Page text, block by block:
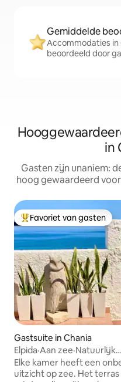
Gemiddelde
Accommodaties in
beoordeeld door
in
Gasten zijn unaniem:
hoog gewaardeerd
Topfavoriet van gasten
Favoriet van gasten
Gastsuite in Chania
Elpida·Aan zee·Natuurlijk
Elke kamer heeft een
uitzicht op zee. Het terras